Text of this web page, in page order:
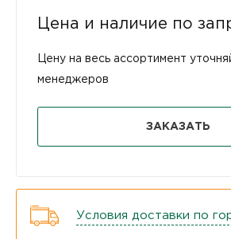
Цена и наличие по
Цену на весь ассортимент
менеджеров
ЗАКАЗАТЬ
Условия доставки по